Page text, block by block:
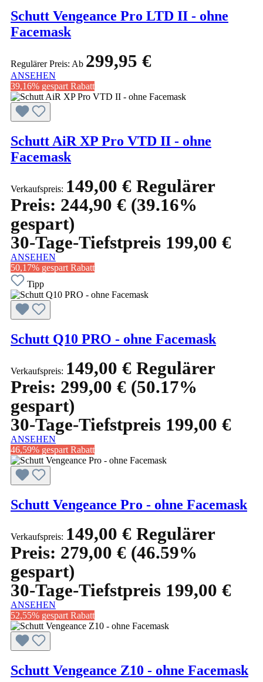
Schutt Vengeance Pro LTD II - ohne
Facemask
Regulärer Preis: Ab 299,95 €
ANSEHEN
39,16% gespart Rabatt
Schutt AiR XP Pro VTD II - ohne
Facemask
Verkaufspreis: 149,00 € Regulärer
Preis: 244,90 € (39.16%
gespart)
30-Tage-Tiefstpreis 199,00 €
ANSEHEN
50,17% gespart Rabatt
Tipp
Schutt Q10 PRO - ohne Facemask
Verkaufspreis: 149,00 € Regulärer
Preis: 299,00 € (50.17%
gespart)
30-Tage-Tiefstpreis 199,00 €
ANSEHEN
46,59% gespart Rabatt
Schutt Vengeance Pro - ohne Facemask
Verkaufspreis: 149,00 € Regulärer
Preis: 279,00 € (46.59%
gespart)
30-Tage-Tiefstpreis 199,00 €
ANSEHEN
52,55% gespart Rabatt
Schutt Vengeance Z10 - ohne Facemask